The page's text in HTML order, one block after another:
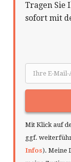
Tragen Sie
sofort mit
Mit Klick auf
ggf.
Infos). Meine